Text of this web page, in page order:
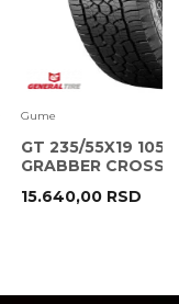
Gume
GT 235/55X19 105V
GRABBER CROSS
15.640,00 RSD